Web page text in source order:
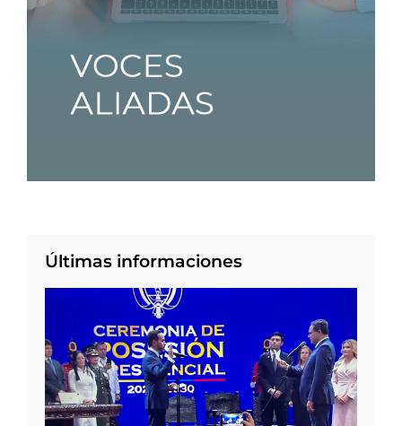
Últimas informaciones